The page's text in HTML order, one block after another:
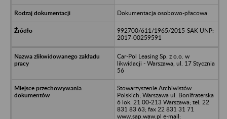
Dokumentacja osobowo-płacowa
992700/611/1965/2015-SAK UNP:
2017-00259591
Car-Pol Leasing Sp. z o.o. w
likwidacji - Warszawa, ul. 17 Stycznia
56
Stowarzyszenie Archiwistów
Polskich; Warszawa ul. Bonifraterska
6 lok. 21 00-213 Warszawa; tel. 22
831 83 63; fax 22 831 31 71
www.sap.waw.pl e-mail: